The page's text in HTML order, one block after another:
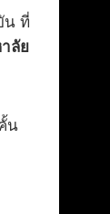
น ที่
ลัย
น